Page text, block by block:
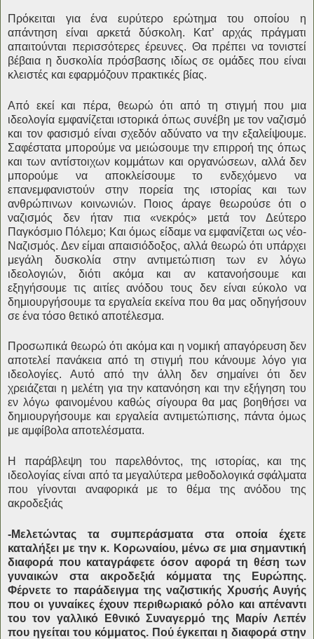
Πρόκειται για ένα ευρύτερο ερώτημα του οποίου η
απάντηση είναι αρκετά δύσκολη. Κατ’ αρχάς πράγματι
απαιτούνται περισσότερες έρευνες. Θα πρέπει να τονιστεί
βέβαια η δυσκολία πρόσβασης ιδίως σε ομάδες που είναι
κλειστές και εφαρμόζουν πρακτικές βίας.
Από εκεί και πέρα, θεωρώ ότι από τη στιγμή που μια
ιδεολογία εμφανίζεται ιστορικά όπως συνέβη με τον ναζισμό
και τον φασισμό είναι σχεδόν αδύνατο να την εξαλείψουμε.
Σαφέστατα μπορούμε να μειώσουμε την επιρροή της όπως
και των αντίστοιχων κομμάτων και οργανώσεων, αλλά δεν
μπορούμε να αποκλείσουμε το ενδεχόμενο να
επανεμφανιστούν στην πορεία της ιστορίας και των
ανθρώπινων κοινωνιών. Ποιος άραγε θεωρούσε ότι ο
ναζισμός δεν ήταν πια «νεκρός» μετά τον Δεύτερο
Παγκόσμιο Πόλεμο; Και όμως είδαμε να εμφανίζεται ως νέο-
Ναζισμός. Δεν είμαι απαισιόδοξος, αλλά θεωρώ ότι υπάρχει
μεγάλη δυσκολία στην αντιμετώπιση των εν λόγω
ιδεολογιών, διότι ακόμα και αν κατανοήσουμε και
εξηγήσουμε τις αιτίες ανόδου τους δεν είναι εύκολο να
δημιουργήσουμε τα εργαλεία εκείνα που θα μας οδηγήσουν
σε ένα τόσο θετικό αποτέλεσμα.
Προσωπικά θεωρώ ότι ακόμα και η νομική απαγόρευση δεν
αποτελεί πανάκεια από τη στιγμή που κάνουμε λόγο για
ιδεολογίες. Αυτό από την άλλη δεν σημαίνει ότι δεν
χρειάζεται η μελέτη για την κατανόηση και την εξήγηση του
εν λόγω φαινομένου καθώς σίγουρα θα μας βοηθήσει να
δημιουργήσουμε και εργαλεία αντιμετώπισης, πάντα όμως
με αμφίβολα αποτελέσματα.
Η παράβλεψη του παρελθόντος, της ιστορίας, και της
ιδεολογίας είναι από τα μεγαλύτερα μεθοδολογικά σφάλματα
που γίνονται αναφορικά με το θέμα της ανόδου της
ακροδεξιάς
-Μελετώντας τα συμπεράσματα στα οποία έχετε
καταλήξει με την κ. Κορωναίου, μένω σε μια σημαντική
διαφορά που καταγράφετε όσον αφορά τη θέση των
γυναικών στα ακροδεξιά κόμματα της Ευρώπης.
Φέρνετε το παράδειγμα της ναζιστικής Χρυσής Αυγής
που οι γυναίκες έχουν περιθωριακό ρόλο και απέναντι
του τον γαλλικό Εθνικό Συναγερμό της Μαρίν Λεπέν
που ηγείται του κόμματος. Πού έγκειται η διαφορά στην